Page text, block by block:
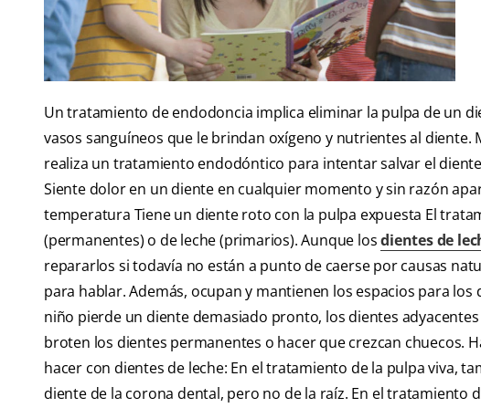
Un tratamiento de endodoncia implica eliminar la pulpa de un
vasos sanguíneos que le brindan oxígeno y nutrientes al diente.
realiza un tratamiento endodóntico para intentar salvar el
Siente dolor en un diente en cualquier momento y sin razón
temperatura Tiene un diente roto con la pulpa expuesta El
(permanentes) o de leche (primarios). Aunque losdientes de
repararlos si todavía no están a punto de caerse por causas
para hablar. Además, ocupan y mantienen los espacios para
niño pierde un diente demasiado pronto, los dientes
broten los dientes permanentes o hacer que crezcan chuecos.
hacer con dientes de leche: En el tratamiento de la pulpa viva,
diente de la corona dental, pero no de la raíz. En el tratamiento